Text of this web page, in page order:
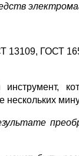
13109, ГОСТ
инструмент,
нескольких